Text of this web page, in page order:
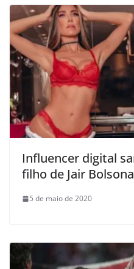
Influencer digital
filho de Jair
5 de maio de 2020